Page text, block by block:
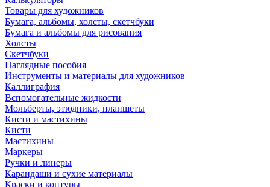
Товары для художников
Бумага, альбомы, холсты, скетчбуки
Бумага и альбомы для рисования
Холсты
Скетчбуки
Наглядные пособия
Инструменты и материалы для художников
Каллиграфия
Вспомогательные жидкости
Мольберты, этюдники, планшеты
Кисти и мастихины
Кисти
Мастихины
Маркеры
Ручки и линеры
Карандаши и сухие материалы
Краски и контуры